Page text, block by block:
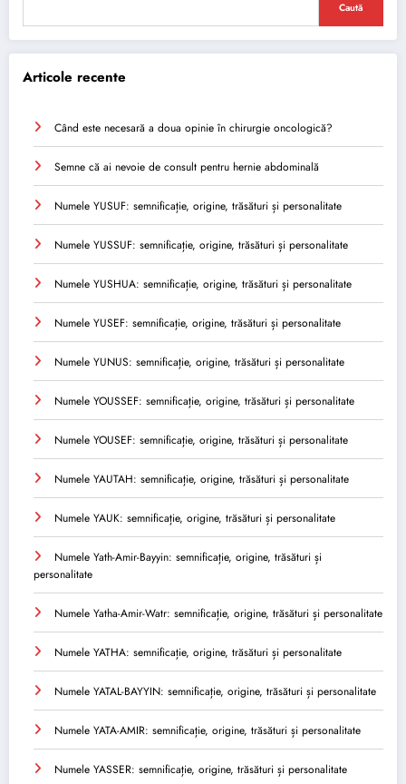
Caută
Articole recente
Când este necesară a doua opinie în chirurgie oncologică?
Semne că ai nevoie de consult pentru hernie abdominală
Numele YUSUF: semnificație, origine, trăsături și personalitate
Numele YUSSUF: semnificație, origine, trăsături și personalitate
Numele YUSHUA: semnificație, origine, trăsături și personalitate
Numele YUSEF: semnificație, origine, trăsături și personalitate
Numele YUNUS: semnificație, origine, trăsături și personalitate
Numele YOUSSEF: semnificație, origine, trăsături și personalitate
Numele YOUSEF: semnificație, origine, trăsături și personalitate
Numele YAUTAH: semnificație, origine, trăsături și personalitate
Numele YAUK: semnificație, origine, trăsături și personalitate
Numele Yath-Amir-Bayyin: semnificație, origine, trăsături și
personalitate
Numele Yatha-Amir-Watr: semnificație, origine, trăsături și personalitate
Numele YATHA: semnificație, origine, trăsături și personalitate
Numele YATAL-BAYYIN: semnificație, origine, trăsături și personalitate
Numele YATA-AMIR: semnificație, origine, trăsături și personalitate
Numele YASSER: semnificație, origine, trăsături și personalitate